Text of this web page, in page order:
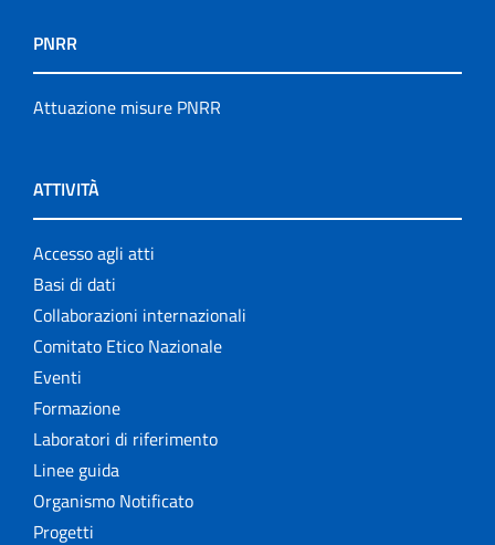
PNRR
Attuazione misure PNRR
ATTIVITÀ
Accesso agli atti
Basi di dati
Collaborazioni internazionali
Comitato Etico Nazionale
Eventi
Formazione
Laboratori di riferimento
Linee guida
Organismo Notificato
Progetti